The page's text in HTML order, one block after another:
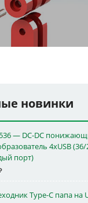
новинки
— DC-DC
4xUSB
порт)
Type-C папа на